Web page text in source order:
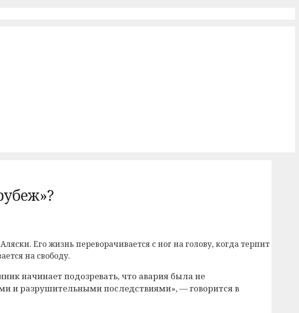
Его жизнь переворачивается с ног на голову, когда терпит
на свободу.
начинает подозревать, что авария была не
и разрушительными последствиями», — говорится в